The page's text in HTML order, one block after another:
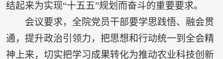
结起来为实现“十五五”规划而奋斗的重要要求。
会议要求，全院党员干部要学思践悟、融会贯
通，提升政治引领力，把思想和行动统一到全会精
神上来，切实把学习成果转化为推动农业科技创新